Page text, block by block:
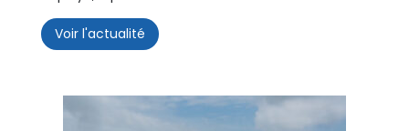
Voir l'actualité Surveiller la qualité de l’air grâce aux